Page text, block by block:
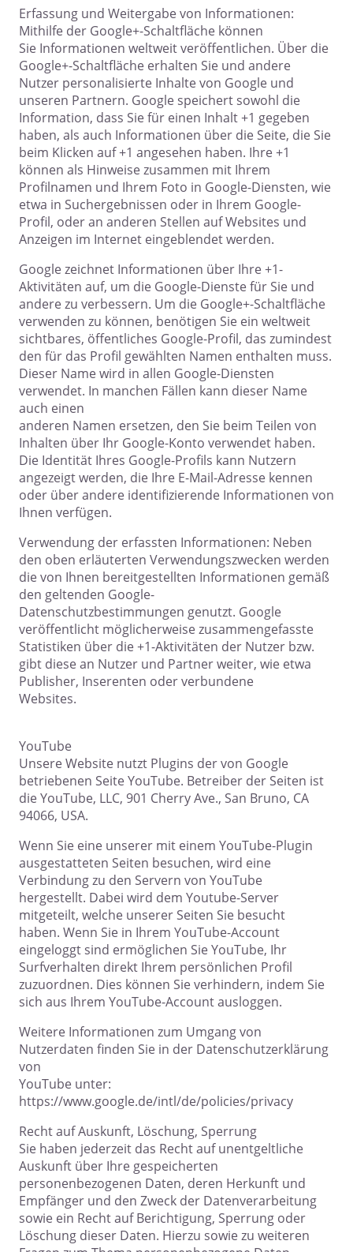
Erfassung und Weitergabe von Informationen:
Mithilfe der Google+-Schaltfläche können
Sie Informationen weltweit veröffentlichen. Über die
Google+-Schaltfläche erhalten Sie und andere
Nutzer personalisierte Inhalte von Google und
unseren Partnern. Google speichert sowohl die
Information, dass Sie für einen Inhalt +1 gegeben
haben, als auch Informationen über die Seite, die Sie
beim Klicken auf +1 angesehen haben. Ihre +1
können als Hinweise zusammen mit Ihrem
Profilnamen und Ihrem Foto in Google-Diensten, wie
etwa in Suchergebnissen oder in Ihrem Google-
Profil, oder an anderen Stellen auf Websites und
Anzeigen im Internet eingeblendet werden.
Google zeichnet Informationen über Ihre +1-
Aktivitäten auf, um die Google-Dienste für Sie und
andere zu verbessern. Um die Google+-Schaltfläche
verwenden zu können, benötigen Sie ein weltweit
sichtbares, öffentliches Google-Profil, das zumindest
den für das Profil gewählten Namen enthalten muss.
Dieser Name wird in allen Google-Diensten
verwendet. In manchen Fällen kann dieser Name
auch einen
anderen Namen ersetzen, den Sie beim Teilen von
Inhalten über Ihr Google-Konto verwendet haben.
Die Identität Ihres Google-Profils kann Nutzern
angezeigt werden, die Ihre E-Mail-Adresse kennen
oder über andere identifizierende Informationen von
Ihnen verfügen.
Verwendung der erfassten Informationen: Neben
den oben erläuterten Verwendungszwecken werden
die von Ihnen bereitgestellten Informationen gemäß
den geltenden Google-
Datenschutzbestimmungen genutzt. Google
veröffentlicht möglicherweise zusammengefasste
Statistiken über die +1-Aktivitäten der Nutzer bzw.
gibt diese an Nutzer und Partner weiter, wie etwa
Publisher, Inserenten oder verbundene
Websites.
YouTube
Unsere Website nutzt Plugins der von Google
betriebenen Seite YouTube. Betreiber der Seiten ist
die YouTube, LLC, 901 Cherry Ave., San Bruno, CA
94066, USA.
Wenn Sie eine unserer mit einem YouTube-Plugin
ausgestatteten Seiten besuchen, wird eine
Verbindung zu den Servern von YouTube
hergestellt. Dabei wird dem Youtube-Server
mitgeteilt, welche unserer Seiten Sie besucht
haben. Wenn Sie in Ihrem YouTube-Account
eingeloggt sind ermöglichen Sie YouTube, Ihr
Surfverhalten direkt Ihrem persönlichen Profil
zuzuordnen. Dies können Sie verhindern, indem Sie
sich aus Ihrem YouTube-Account ausloggen.
Weitere Informationen zum Umgang von
Nutzerdaten finden Sie in der Datenschutzerklärung
von
YouTube unter:
https://www.google.de/intl/de/policies/privacy
Recht auf Auskunft, Löschung, Sperrung
Sie haben jederzeit das Recht auf unentgeltliche
Auskunft über Ihre gespeicherten
personenbezogenen Daten, deren Herkunft und
Empfänger und den Zweck der Datenverarbeitung
sowie ein Recht auf Berichtigung, Sperrung oder
Löschung dieser Daten. Hierzu sowie zu weiteren